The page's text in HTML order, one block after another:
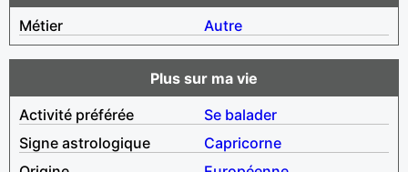
Métier
Autre
Plus sur ma vie
Activité préférée
Se balader
Signe astrologique
Capricorne